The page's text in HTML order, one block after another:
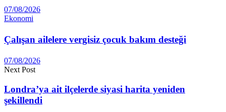
07/08/2026
Ekonomi
Çalışan ailelere vergisiz çocuk bakım desteği
07/08/2026
Next Post
Londra’ya ait ilçelerde siyasi harita yeniden
şekillendi